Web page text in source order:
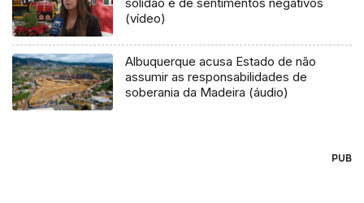
(vídeo)
Albuquerque acusa Estado de não
assumir as responsabilidades de
soberania da Madeira (áudio)
PUB